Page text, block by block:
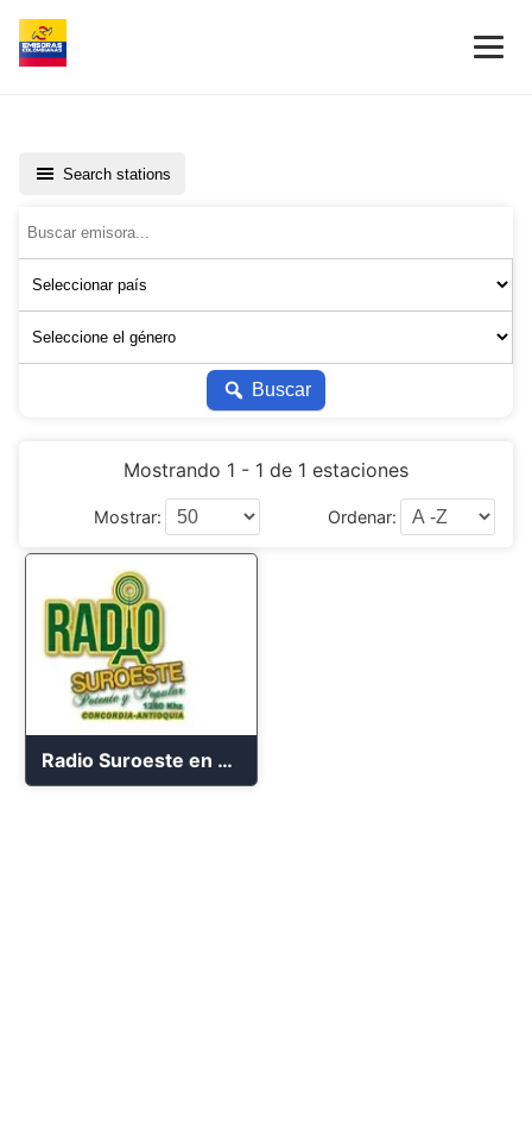
Search stations
Buscar
Mostrando 1 - 1 de 1 estaciones
Mostrar: Ordenar:
Radio Suroeste en Vivo